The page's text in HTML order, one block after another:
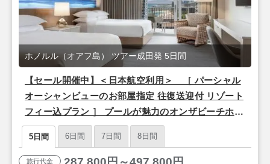
【セール開催中】＜日本航空利用＞ ［ パーシャル
オーシャンビューのお部屋指定 往復送迎付 リゾート
フィー込プラン ］ プールが魅力のオンザビーチホテ
ル「シェラトン ワイキキ」泊 3泊5日間
ホノルル（オアフ島） ツアー成田発 5日間
5日間 6日間 7日間 8日間
旅行代金